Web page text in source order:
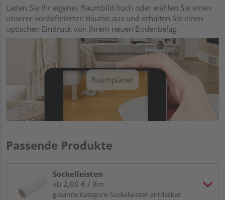
Laden Sie Ihr eigenes Raumbild hoch oder wählen Sie einen
unserer vordefinierten Räume aus und erhalten Sie einen
optischen Eindruck von Ihrem neuen Bodenbelag.
Raumplaner
Passende Produkte
Sockelleisten
ab 2,00 € / lfm
gesamte Kategorie Sockelleisten entdecken